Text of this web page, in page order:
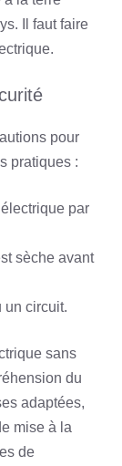
Il faut faire
pour
pratiques :
par
sèche avant
un circuit.
sans
du
adaptées,
mise à la
de